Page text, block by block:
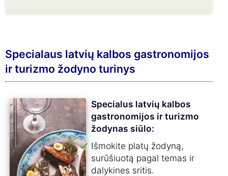
Specialaus latvių kalbos gastronomijos
ir turizmo žodyno turinys
Specialus latvių kalbos
gastronomijos ir turizmo
žodynas siūlo:
Išmokite platų žodyną,
surūšiuotą pagal temas ir
dalykines sritis.